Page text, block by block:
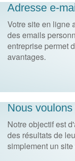
Adresse e-
Votre site en ligne
des emails
entreprise permet
avantages.
Nous
Notre objectif est
des résultats de
simplement un